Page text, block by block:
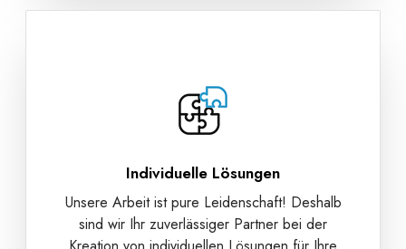
Individuelle Lösungen
Unsere Arbeit ist pure Leidenschaft! Deshalb
sind wir Ihr zuverlässiger Partner bei der